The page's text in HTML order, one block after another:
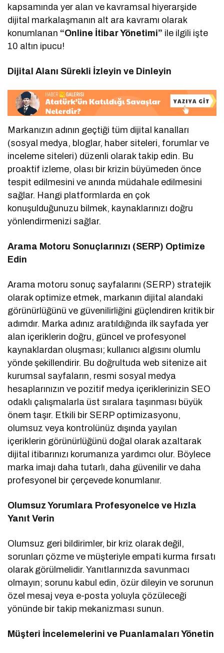
kapsamında yer alan ve kavramsal hiyerarşide
dijital markalaşmanın alt ara kavramı olarak
konumlanan “Online İtibar Yönetimi” ile ilgili işte
10 altın ipucu!
Dijital Alanı Sürekli İzleyin ve Dinleyin
Markanızın adının geçtiği tüm dijital kanalları
(sosyal medya, bloglar, haber siteleri, forumlar ve
inceleme siteleri) düzenli olarak takip edin. Bu
proaktif izleme, olası bir krizin büyümeden önce
tespit edilmesini ve anında müdahale edilmesini
sağlar. Hangi platformlarda en çok
konuşulduğunuzu bilmek, kaynaklarınızı doğru
yönlendirmenizi sağlar.
Arama Motoru Sonuçlarınızı (SERP) Optimize
Edin
Arama motoru sonuç sayfalarını (SERP) stratejik
olarak optimize etmek, markanın dijital alandaki
görünürlüğünü ve güvenilirliğini güçlendiren kritik bir
adımdır. Marka adınız aratıldığında ilk sayfada yer
alan içeriklerin doğru, güncel ve profesyonel
kaynaklardan oluşması; kullanıcı algısını olumlu
yönde şekillendirir. Bu doğrultuda web sitenize ait
kurumsal sayfaların, resmi sosyal medya
hesaplarınızın ve pozitif medya içeriklerinizin SEO
odaklı çalışmalarla üst sıralara taşınması büyük
önem taşır. Etkili bir SERP optimizasyonu,
olumsuz veya kontrolünüz dışında yayılan
içeriklerin görünürlüğünü doğal olarak azaltarak
dijital itibarınızı korumanıza yardımcı olur. Böylece
marka imajı daha tutarlı, daha güvenilir ve daha
profesyonel bir çerçevede konumlanır.
Olumsuz Yorumlara Profesyonelce ve Hızla
Yanıt Verin
Olumsuz geri bildirimler, bir kriz olarak değil,
sorunları çözme ve müşteriyle empati kurma fırsatı
olarak görülmelidir. Yanıtlarınızda savunmacı
olmayın; sorunu kabul edin, özür dileyin ve sorunun
özel mesaj veya e-posta yoluyla çözüleceği
yönünde bir takip mekanizması sunun.
Müşteri İncelemelerini ve Puanlamaları Yönetin